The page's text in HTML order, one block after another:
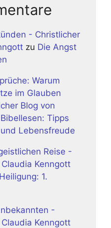
- Christlicher
zu Die Angst
Warum
im Glauben
Blog von
Bibellesen: Tipps
Lebensfreude
Reise -
Kenngott
1.
-
Kenngott